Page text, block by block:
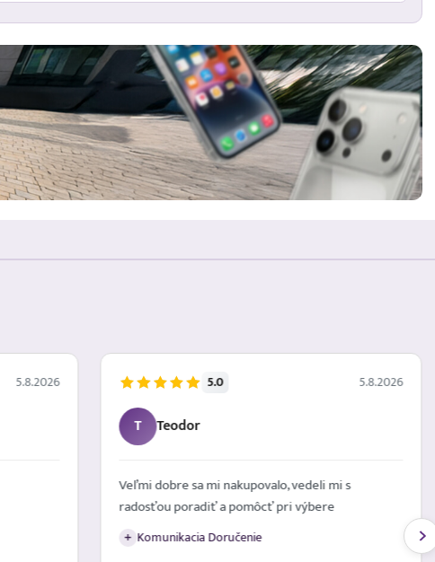
5.8.2026 5.0 5.8.2026
T Teodor
Veľmi dobre sa mi nakupovalo, vedeli mi s
radosťou poradiť a pomôcť pri výbere
+ Komunikacia Doručenie